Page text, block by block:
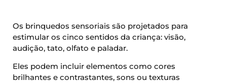
Os brinquedos sensoriais são projetados para
estimular os cinco sentidos da criança: visão,
audição, tato, olfato e paladar.
Eles podem incluir elementos como cores
brilhantes e contrastantes, sons ou texturas